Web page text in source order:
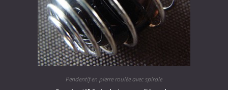
Pendentif en pierre roulée avec spirale